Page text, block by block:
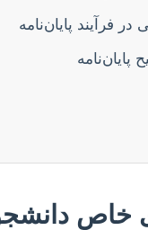
فرآیند پایان‌نامه
خاص